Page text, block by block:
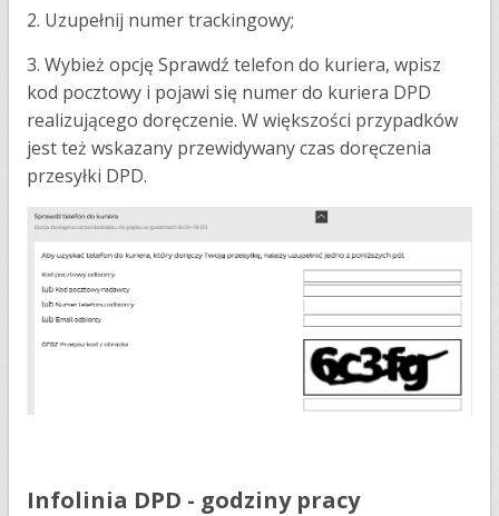
2. Uzupełnij numer trackingowy;
3. Wybież opcję Sprawdź telefon do kuriera, wpisz
kod pocztowy i pojawi się numer do kuriera DPD
realizującego doręczenie. W większości przypadków
jest też wskazany przewidywany czas doręczenia
przesyłki DPD.
Infolinia DPD - godziny pracy